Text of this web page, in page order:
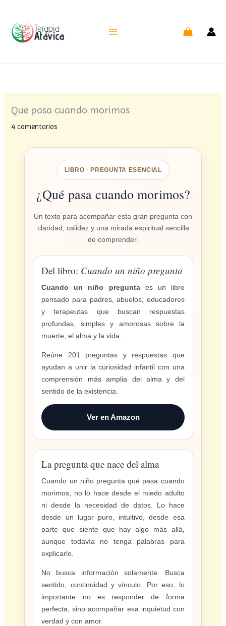
contenido
Que pasa cuando morimos
4 comentarios
LIBRO · PREGUNTA ESENCIAL
¿Qué pasa cuando morimos?
Un texto para acompañar esta gran pregunta con
claridad, calidez y una mirada espiritual sencilla
de comprender.
Del libro: Cuando un niño pregunta
Cuando un niño preguntaes un libro
pensado para padres, abuelos, educadores
y terapeutas que buscan respuestas
profundas, simples y amorosas sobre la
muerte, el alma y la vida.
Reúne 201 preguntas y respuestas que
ayudan a unir la curiosidad infantil con una
comprensión más amplia del alma y del
sentido de la existencia.
Ver en Amazon
La pregunta que nace del alma
Cuando un niño pregunta qué pasa cuando
morimos, no lo hace desde el miedo adulto
ni desde la necesidad de datos. Lo hace
desde un lugar puro, intuitivo, desde esa
parte que siente que hay algo más allá,
aunque todavía no tenga palabras para
explicarlo.
No busca información solamente. Busca
sentido, continuidad y vínculo. Por eso, lo
importante no es responder de forma
perfecta, sino acompañar esa inquietud con
verdad y con amor.